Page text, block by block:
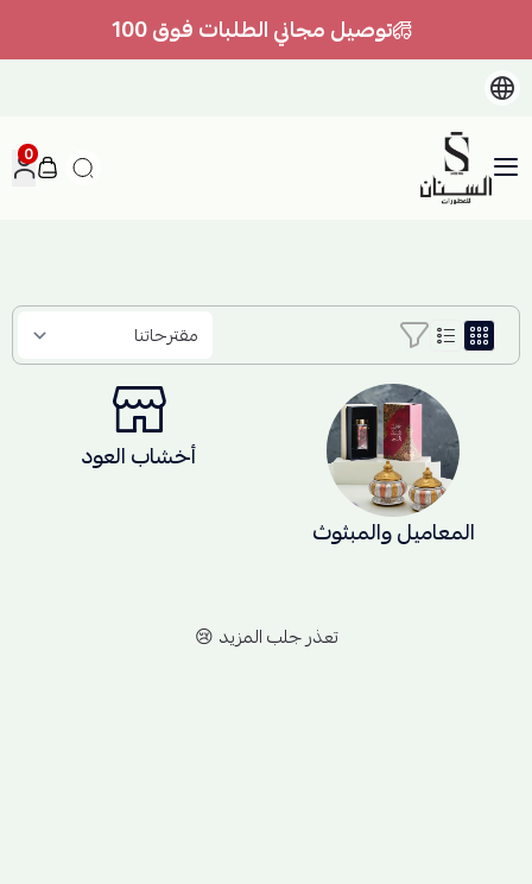
توصيل مجاني الطلبات فوق 100
السنان للعطور والعسل الطبيعي
0
المعاميل والمبثوث
أخشاب العود
تعذر جلب المزيد 😢